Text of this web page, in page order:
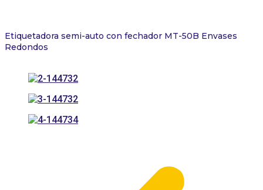
Etiquetadora semi-auto con fechador MT-50B Envases
Redondos